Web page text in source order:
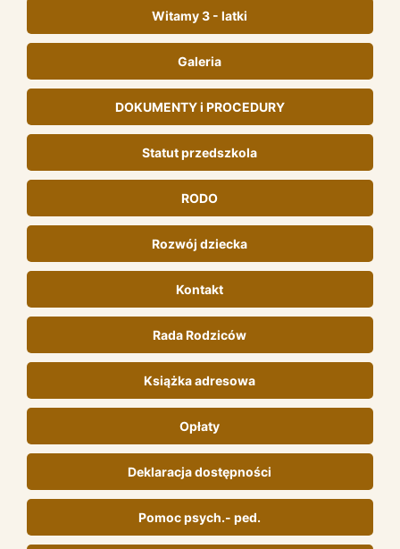
Witamy 3 - latki
Galeria
DOKUMENTY i PROCEDURY
Statut przedszkola
RODO
Rozwój dziecka
Kontakt
Rada Rodziców
Książka adresowa
Opłaty
Deklaracja dostępności
Pomoc psych.- ped.